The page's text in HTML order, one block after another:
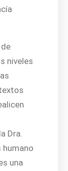
niveles
Dra.
humano
una